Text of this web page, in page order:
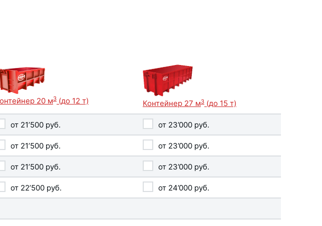
20 м3 (до 12 т) Контейнер 27 м3 (до 15 т)
от 21’500 руб. от 23’000 руб.
от 21’500 руб. от 23’000 руб.
от 21’500 руб. от 23’000 руб.
от 22’500 руб. от 24’000 руб.